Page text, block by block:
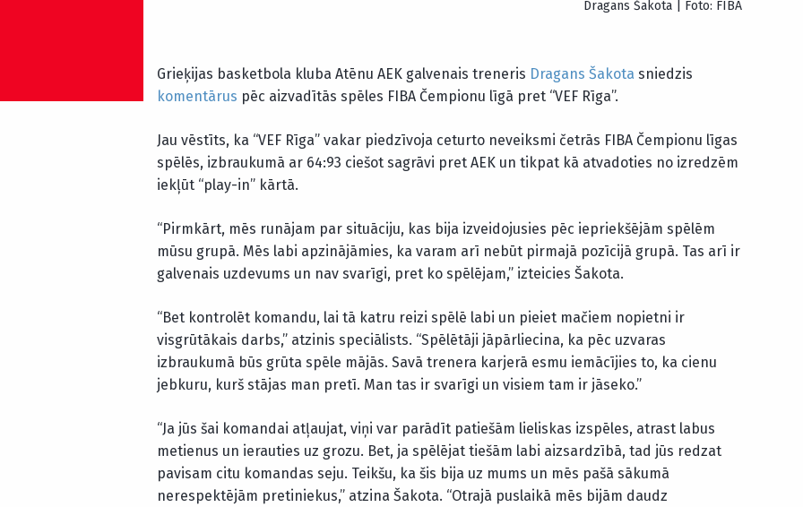
Dragans Šakota | Foto: FIBA
Grieķijas basketbola kluba Atēnu AEK galvenais treneris Dragans Šakota sniedzis
komentārus pēc aizvadītās spēles FIBA Čempionu līgā pret “VEF Rīga”.
Jau vēstīts, ka “VEF Rīga” vakar piedzīvoja ceturto neveiksmi četrās FIBA Čempionu līgas
spēlēs, izbraukumā ar 64:93 ciešot sagrāvi pret AEK un tikpat kā atvadoties no izredzēm
iekļūt “play-in” kārtā.
“Pirmkārt, mēs runājam par situāciju, kas bija izveidojusies pēc iepriekšējām spēlēm
mūsu grupā. Mēs labi apzinājāmies, ka varam arī nebūt pirmajā pozīcijā grupā. Tas arī ir
galvenais uzdevums un nav svarīgi, pret ko spēlējam,” izteicies Šakota.
“Bet kontrolēt komandu, lai tā katru reizi spēlē labi un pieiet mačiem nopietni ir
visgrūtākais darbs,” atzinis speciālists. “Spēlētāji jāpārliecina, ka pēc uzvaras
izbraukumā būs grūta spēle mājās. Savā trenera karjerā esmu iemācījies to, ka cienu
jebkuru, kurš stājas man pretī. Man tas ir svarīgi un visiem tam ir jāseko.”
“Ja jūs šai komandai atļaujat, viņi var parādīt patiešām lieliskas izspēles, atrast labus
metienus un ierauties uz grozu. Bet, ja spēlējat tiešām labi aizsardzībā, tad jūs redzat
pavisam citu komandas seju. Teikšu, ka šis bija uz mums un mēs pašā sākumā
nerespektējām pretiniekus,” atzina Šakota. “Otrajā puslaikā mēs bijām daudz